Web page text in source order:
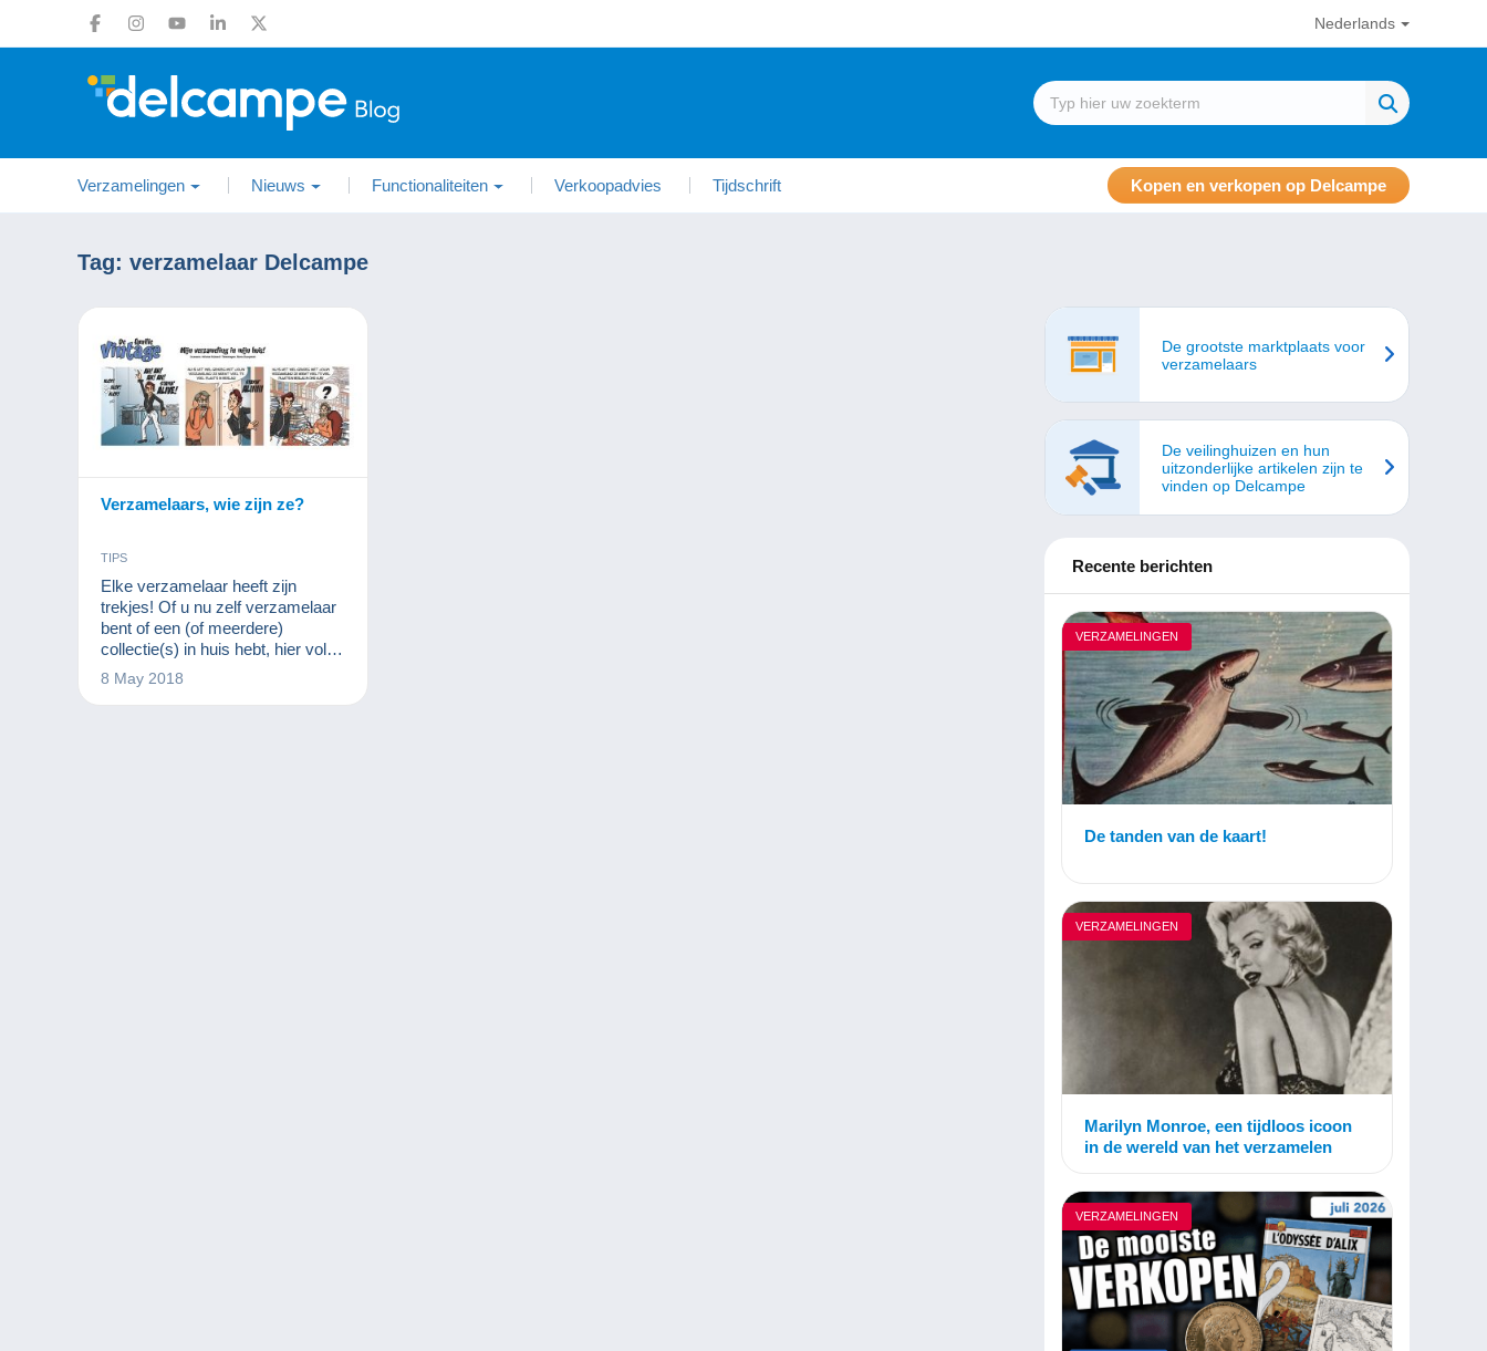
Nederlands
Verzamelingen Nieuws Functionaliteiten Verkoopadvies Tijdschrift Kopen en verkopen op Delcampe
Tag: verzamelaar Delcampe
Verzamelaars, wie zijn ze?
TIPS
Elke verzamelaar heeft zijn
trekjes! Of u nu zelf verzamelaar
bent of een (of meerdere)
collectie(s) in huis hebt, hier volgt
een klein artikel om samen leuk
te lachen...
8 May 2018
De grootste marktplaats voor
verzamelaars
De veilinghuizen en hun
uitzonderlijke artikelen zijn te
vinden op Delcampe
Recente berichten
VERZAMELINGEN
De tanden van de kaart!
VERZAMELINGEN
Marilyn Monroe, een tijdloos icoon
in de wereld van het verzamelen
VERZAMELINGEN